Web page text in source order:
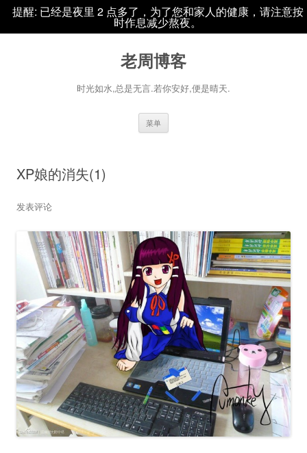
提醒: 已经是夜里 2 点多了，为了您和家人的健康，请注意按
时作息减少熬夜。
老周博客
时光如水,总是无言.若你安好,便是晴天.
菜单
XP娘的消失(1)
发表评论